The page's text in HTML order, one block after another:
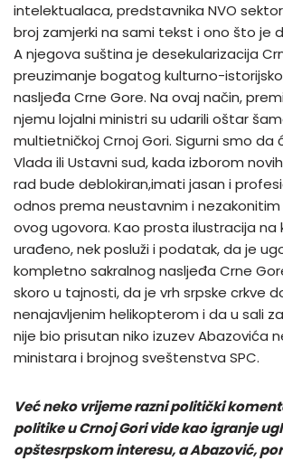
intelektualaca, predstavnika NVO
broj zamjerki na sami tekst i ono što je
A njegova suština je desekularizacija
preuzimanje bogatog kulturno-
nasljeđa Crne Gore. Na ovaj način,
njemu lojalni ministri su udarili oštar
multietničkoj Crnoj Gori. Sigurni smo da
Vlada ili Ustavni sud, kada izborom
rad bude deblokiran,imati jasan i
odnos prema neustavnim i
ovog ugovora. Kao prosta ilustracija na
urađeno, nek posluži i podatak, da je
kompletno sakralnog nasljeđa Crne
skoro u tajnosti, da je vrh srpske crkve
nenajavljenim helikopterom i da u sali
nije bio prisutan niko izuzev Abazovića
ministara i brojnog sveštenstva SPC.
Već neko vrijeme razni politički
politike u Crnoj Gori vide kao igranje
opštesrpskom interesu, a Abazović,